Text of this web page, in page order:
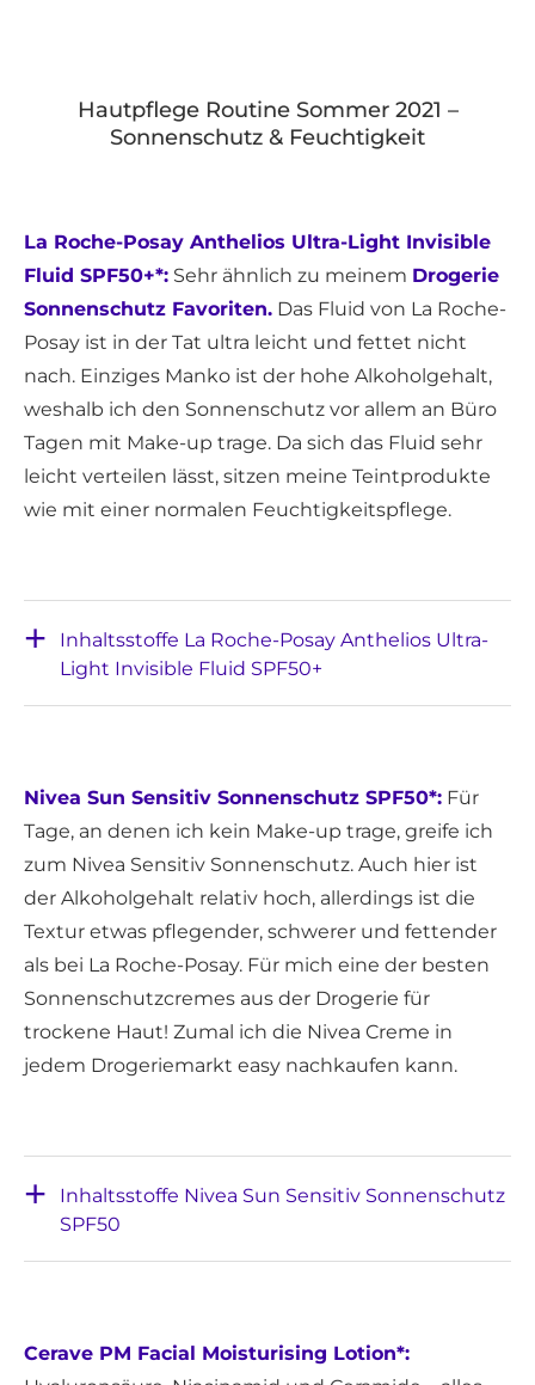
Hautpflege Routine Sommer 2021 –
Sonnenschutz & Feuchtigkeit
La Roche-Posay Anthelios Ultra-Light Invisible
Fluid SPF50+*: Sehr ähnlich zu meinem Drogerie
Sonnenschutz Favoriten. Das Fluid von La Roche-
Posay ist in der Tat ultra leicht und fettet nicht
nach. Einziges Manko ist der hohe Alkoholgehalt,
weshalb ich den Sonnenschutz vor allem an Büro
Tagen mit Make-up trage. Da sich das Fluid sehr
leicht verteilen lässt, sitzen meine Teintprodukte
wie mit einer normalen Feuchtigkeitspflege.
Inhaltsstoffe La Roche-Posay Anthelios Ultra-
Light Invisible Fluid SPF50+
Nivea Sun Sensitiv Sonnenschutz SPF50*: Für
Tage, an denen ich kein Make-up trage, greife ich
zum Nivea Sensitiv Sonnenschutz. Auch hier ist
der Alkoholgehalt relativ hoch, allerdings ist die
Textur etwas pflegender, schwerer und fettender
als bei La Roche-Posay. Für mich eine der besten
Sonnenschutzcremes aus der Drogerie für
trockene Haut! Zumal ich die Nivea Creme in
jedem Drogeriemarkt easy nachkaufen kann.
Inhaltsstoffe Nivea Sun Sensitiv Sonnenschutz
SPF50
Cerave PM Facial Moisturising Lotion*: